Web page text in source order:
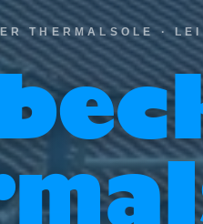
THERMALSOLE ·